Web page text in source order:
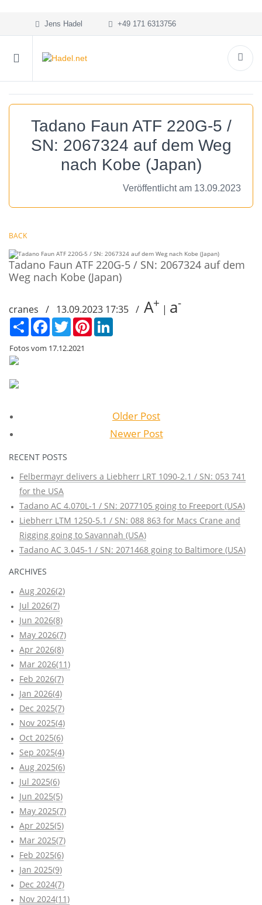
Jens Hadel +49 171 6313756
Tadano Faun ATF 220G-5 /
SN: 2067324 auf dem Weg
nach Kobe (Japan)
Veröffentlicht am 13.09.2023
BACK
Tadano Faun ATF 220G-5 / SN: 2067324 auf dem
Weg nach Kobe (Japan)
cranes / 13.09.2023 17:35 / A+ | a-
СподелиFacebookTwitter Pinterest
Fotos vom 17.12.2021
Older Post
Newer Post
RECENT POSTS
Felbermayr delivers a Liebherr LRT 1090-2.1 / SN: 053 741
for the USA
Tadano AC 4.070L-1 / SN: 2077105 going to Freeport (USA)
Liebherr LTM 1250-5.1 / SN: 088 863 for Macs Crane and
Rigging going to Savannah (USA)
Tadano AC 3.045-1 / SN: 2071468 going to Baltimore (USA)
ARCHIVES
Aug 2026(2)
Jul 2026(7)
Jun 2026(8)
May 2026(7)
Apr 2026(8)
Mar 2026(11)
Feb 2026(7)
Jan 2026(4)
Dec 2025(7)
Nov 2025(4)
Oct 2025(6)
Sep 2025(4)
Aug 2025(6)
Jul 2025(6)
Jun 2025(5)
May 2025(7)
Apr 2025(5)
Mar 2025(7)
Feb 2025(6)
Jan 2025(9)
Dec 2024(7)
Nov 2024(11)